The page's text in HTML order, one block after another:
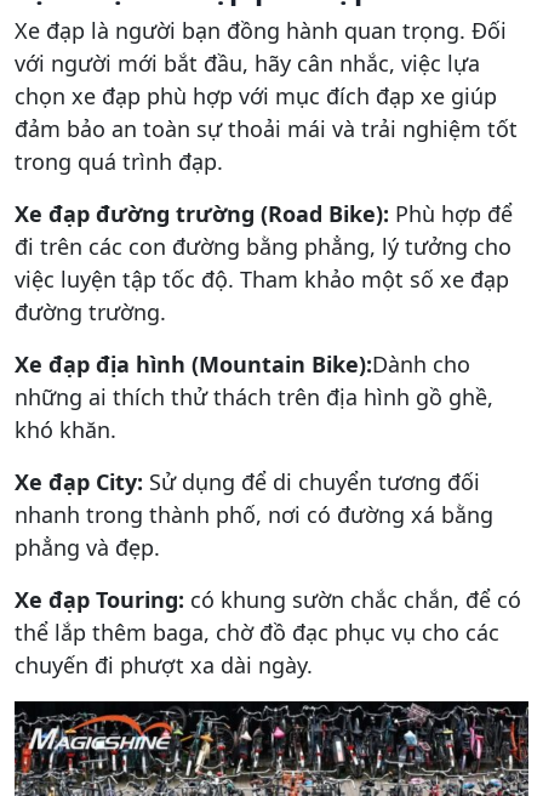
Xe đạp là người bạn đồng hành quan trọng. Đối
với người mới bắt đầu, hãy cân nhắc, việc lựa
chọn xe đạp phù hợp với mục đích đạp xe giúp
đảm bảo an toàn sự thoải mái và trải nghiệm tốt
trong quá trình đạp.
Xe đạp đường trường (Road Bike): Phù hợp để
đi trên các con đường bằng phẳng, lý tưởng cho
việc luyện tập tốc độ. Tham khảo một số xe đạp
đường trường.
Xe đạp địa hình (Mountain Bike):Dành cho
những ai thích thử thách trên địa hình gồ ghề,
khó khăn.
Xe đạp City: Sử dụng để di chuyển tương đối
nhanh trong thành phố, nơi có đường xá bằng
phẳng và đẹp.
Xe đạp Touring: có khung sườn chắc chắn, để có
thể lắp thêm baga, chờ đồ đạc phục vụ cho các
chuyến đi phượt xa dài ngày.